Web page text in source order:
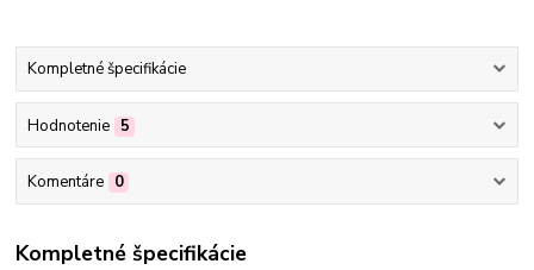
Kompletné špecifikácie
Hodnotenie 5
Komentáre 0
Kompletné špecifikácie